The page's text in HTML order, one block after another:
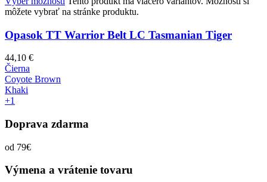
môžete vybrať na stránke produktu.
Opasok TT Warrior Belt LC Tasmanian Tiger
44,10 €
Čierna
Coyote Brown
Khaki
+1
Doprava zdarma
od 79€
Výmena a vrátenie tovaru